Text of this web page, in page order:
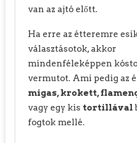
van az ajtó előtt.
Ha erre az étteremre
választásotok, akkor
mindenféleképpen
vermutot. Ami pedig az
migas, krokett,
vagy egy kis tortillával
fogtok mellé.